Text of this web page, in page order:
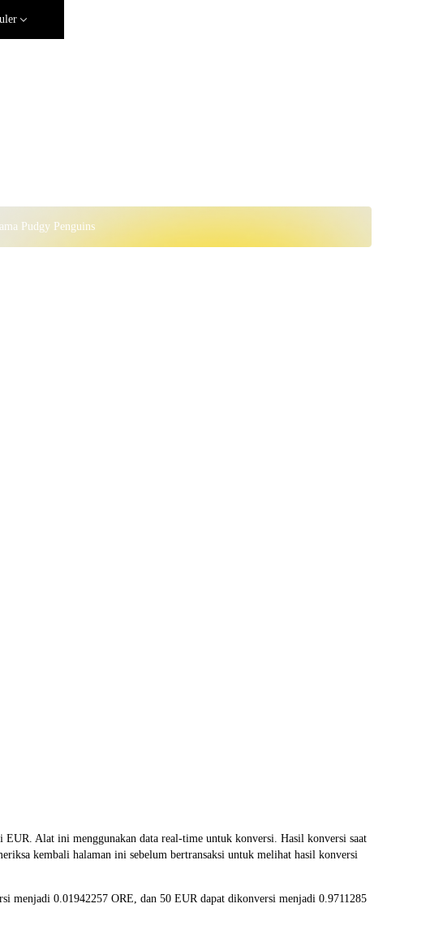
Pudgy Penguins
Alat ini menggunakan data real-time untuk konversi. Hasil konversi saat
kembali halaman ini sebelum bertransaksi untuk melihat hasil konversi
menjadi 0.01942257 ORE, dan 50 EUR dapat dikonversi menjadi 0.9711285